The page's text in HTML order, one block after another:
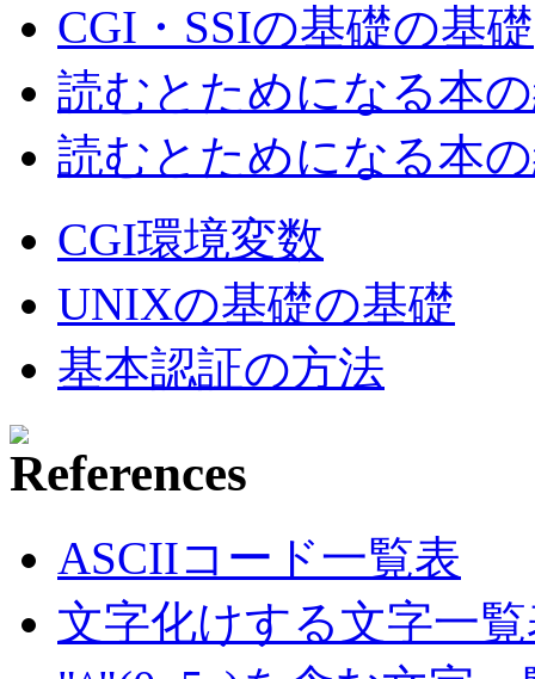
CGI・SSIの基礎の基礎
読むとためになる本
読むとためになる本
CGI環境変数
UNIXの基礎の基礎
基本認証の方法
ASCIIコード一覧表
文字化けする文字一